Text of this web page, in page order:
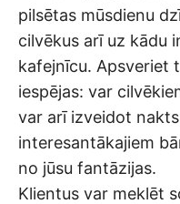
pilsētas mūsdienu
cilvēkus arī uz kādu
kafejnīcu. Apsveriet
iespējas: var
var arī izveidot
interesantākajiem
no jūsu fantāzijas.
Klientus var meklēt